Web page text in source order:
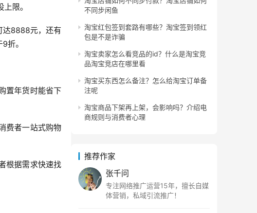
限。
达8888元，还有
折。
置年货时能省下
费者一站式购物
根据需求快速找
不同步闲鱼
淘宝红包签到套路有哪些？淘宝签到领红
包是不是诈骗
淘宝卖家怎么看竞品的id？什么是淘宝竞
品淘宝竞店在哪里看
淘宝买东西怎么备注？怎么给淘宝订单备
注呢
淘宝商品下架再上架，会影响吗？介绍电
商规则与消费者心理
推荐作家
张千问
专注网络推广运营15年，擅长自媒
体营销，私域引流推广！